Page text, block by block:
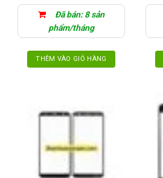
Đã bán: 8 sản
phẩm/tháng
THÊM VÀO GIỎ HÀNG